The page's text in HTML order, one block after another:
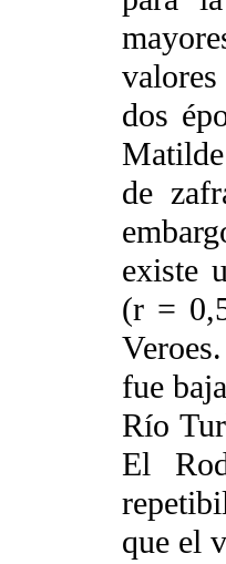
dos
de
existe
(r =
fue
Río
El
que el